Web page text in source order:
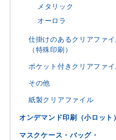
メタリック
オーロラ
仕掛けのあるクリアファ
（特殊印刷）
ポケット付きクリアファ
その他
紙製クリアファイル
オンデマンド印刷（小ロット）
マスクケース・バッグ・